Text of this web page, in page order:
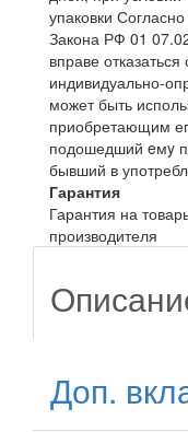
упаковки
Закона РФ 01
вправе
индивидуально-
может быть
приобретающим
подошедший eмy
бывший в
Гарантия
Гарантия на
производителя
Доп.